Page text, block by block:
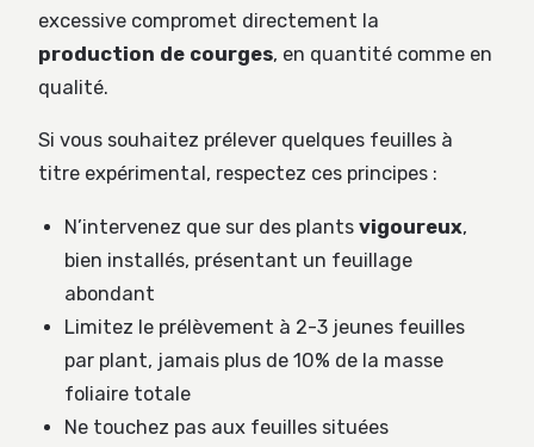
excessive compromet directement la
production de courges, en quantité comme en
qualité.
Si vous souhaitez prélever quelques feuilles à
titre expérimental, respectez ces principes :
N’intervenez que sur des plants vigoureux,
bien installés, présentant un feuillage
abondant
Limitez le prélèvement à 2-3 jeunes feuilles
par plant, jamais plus de 10% de la masse
foliaire totale
Ne touchez pas aux feuilles situées